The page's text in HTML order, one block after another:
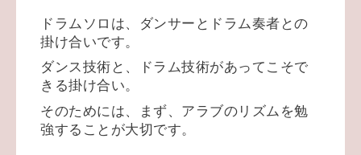
ドラムソロは、ダンサーとドラム奏者との
掛け合いです。
ダンス技術と、ドラム技術があってこそで
きる掛け合い。
そのためには、まず、アラブのリズムを勉
強することが大切です。